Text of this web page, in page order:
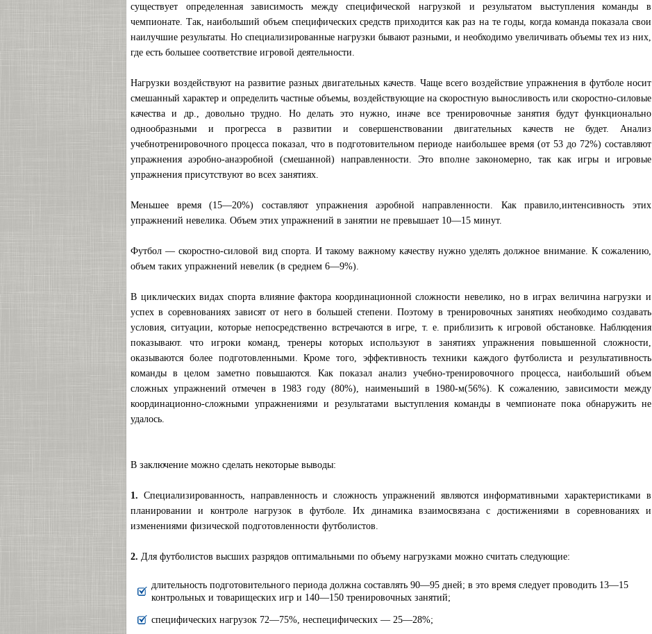
существует определенная зависимость между специфической нагрузкой и результатом выступления команды в
чемпионате. Так, наибольший объем специфических средств приходится как раз на те годы, когда команда показала свои
наилучшие результаты. Но специализированные нагрузки бывают разными, и необходимо увеличивать объемы тех из них,
где есть большее соответствие игровой деятельности.
Нагрузки воздействуют на развитие разных двигательных качеств. Чаще всего воздействие упражнения в футболе носит
смешанный характер и определить частные объемы, воздействующие на скоростную выносливость или скоростно-силовые
качества и др., довольно трудно. Но делать это нужно, иначе все тренировочные занятия будут функционально
однообразными и прогресса в развитии и совершенствовании двигательных качеств не будет. Анализ
учебнотренировочного процесса показал, что в подготовительном периоде наибольшее время (от 53 до 72%) составляют
упражнения аэробно-анаэробной (смешанной) направленности. Это вполне закономерно, так как игры и игровые
упражнения присутствуют во всех занятиях.
Меньшее время (15—20%) составляют упражнения аэробной направленности. Как правило,интенсивность этих
упражнений невелика. Объем этих упражнений в занятии не превышает 10—15 минут.
Футбол — скоростно-силовой вид спорта. И такому важному качеству нужно уделять должное внимание. К сожалению,
объем таких упражнений невелик (в среднем 6—9%).
В циклических видах спорта влияние фактора координационной сложности невелико, но в играх величина нагрузки и
успех в соревнованиях зависят от него в большей степени. Поэтому в тренировочных занятиях необходимо создавать
условия, ситуации, которые непосредственно встречаются в игре, т. е. приблизить к игровой обстановке. Наблюдения
показывают. что игроки команд, тренеры которых используют в занятиях упражнения повышенной сложности,
оказываются более подготовленными. Кроме того, эффективность техники каждого футболиста и результативность
команды в целом заметно повышаются. Как показал анализ учебно-тренировочного процесса, наибольший объем
сложных упражнений отмечен в 1983 году (80%), наименьший в 1980-м(56%). К сожалению, зависимости между
координационно-сложными упражнениями и результатами выступления команды в чемпионате пока обнаружить не
удалось.
В заключение можно сделать некоторые выводы:
1. Специализированность, направленность и сложность упражнений являются информативными характеристиками в
планировании и контроле нагрузок в футболе. Их динамика взаимосвязана с достижениями в соревнованиях и
изменениями физической подготовленности футболистов.
2. Для футболистов высших разрядов оптимальными по объему нагрузками можно считать следующие:
длительность подготовительного периода должна составлять 90—95 дней; в это время следует проводить 13—15
контрольных и товарищеских игр и 140—150 тренировочных занятий;
специфических нагрузок 72—75%, неспецифических — 25—28%;